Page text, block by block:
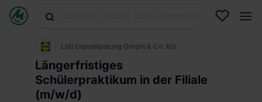
Lidl Dienstleistung GmbH & Co. KG
Längerfristiges
Schülerpraktikum in der Filiale
(m/w/d)